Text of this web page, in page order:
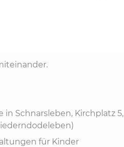
Schnarsleben, Kirchplatz 5,
für Kinder